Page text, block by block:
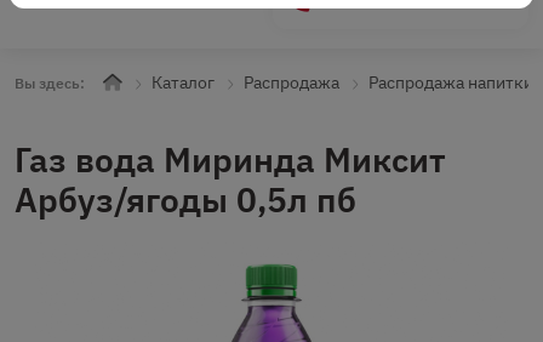
Вы здесь: Каталог Распродажа Распродажа напитки
Газ вода Миринда Миксит
Арбуз/ягоды 0,5л пб